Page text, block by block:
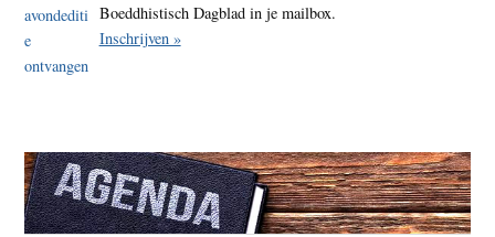
Boeddhistisch Dagblad in je mailbox.
Inschrijven »